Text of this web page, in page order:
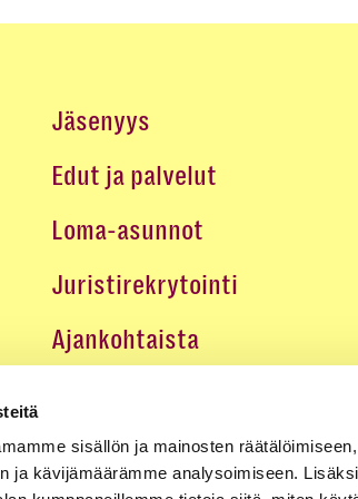
sisällön ja mainosten
ja kävijämäärämme analysoimiseen.
Jäsenyys
Edut ja palvelut
Loma-asunnot
Juristirekrytointi
Ajankohtaista
Koulutukset ja tapahtumat